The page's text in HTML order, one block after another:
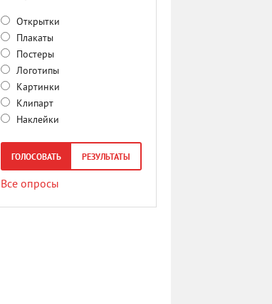
Открытки
Плакаты
Постеры
Логотипы
Картинки
Клипарт
Наклейки
ГОЛОСОВАТЬ РЕЗУЛЬТАТЫ
Все опросы